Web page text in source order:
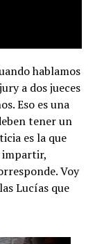
hablamos
a dos jueces
Eso es una
tener un
es la que
impartir,
Voy
Lucías que